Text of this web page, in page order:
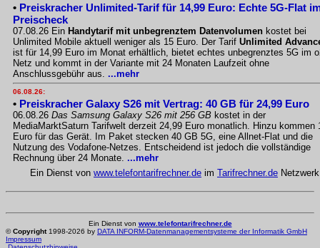
• Preiskracher Unlimited-Tarif für 14,99 Euro: Echte 5G-Flat
Preischeck
07.08.26 Ein Handytarif mit unbegrenztem Datenvolumen kostet bei
Unlimited Mobile aktuell weniger als 15 Euro. Der Tarif Unlimited
ist für 14,99 Euro im Monat erhältlich, bietet echtes unbegrenztes 5G im
Netz und kommt in der Variante mit 24 Monaten Laufzeit ohne
Anschlussgebühr aus. ...mehr
06.08.26:
• Preiskracher Galaxy S26 mit Vertrag: 40 GB für 24,99 Euro
06.08.26 Das Samsung Galaxy S26 mit 256 GB kostet in der
MediaMarktSaturn Tarifwelt derzeit 24,99 Euro monatlich. Hinzu kommen
Euro für das Gerät. Im Paket stecken 40 GB 5G, eine Allnet-Flat und die
Nutzung des Vodafone-Netzes. Entscheidend ist jedoch die vollständige
Rechnung über 24 Monate. ...mehr
Ein Dienst von www.telefontarifrechner.de im Tarifrechner.de Netzwerk
Ein Dienst von www.telefontarifrechner.de
©Copyright1998-2026 by DATA INFORM-Datenmanagementsysteme der Informatik GmbH
Impressum